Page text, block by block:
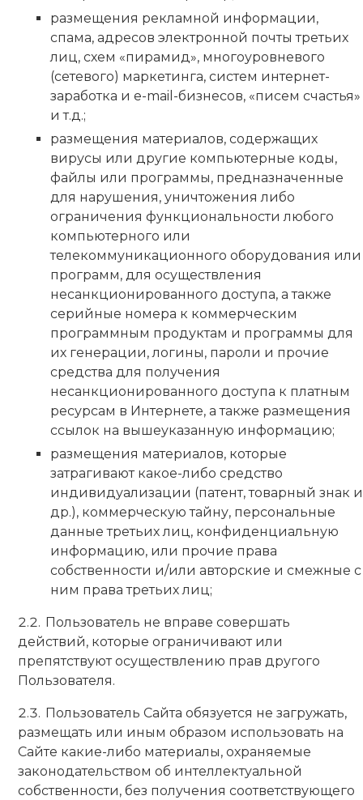
размещения рекламной информации,
спама, адресов электронной почты третьих
лиц, схем «пирамид», многоуровневого
(сетевого) маркетинга, систем интернет-
заработка и e-mail-бизнесов, «писем счастья»
и т.д.;
размещения материалов, содержащих
вирусы или другие компьютерные коды,
файлы или программы, предназначенные
для нарушения, уничтожения либо
ограничения функциональности любого
компьютерного или
телекоммуникационного оборудования или
программ, для осуществления
несанкционированного доступа, а также
серийные номера к коммерческим
программным продуктам и программы для
их генерации, логины, пароли и прочие
средства для получения
несанкционированного доступа к платным
ресурсам в Интернете, а также размещения
ссылок на вышеуказанную информацию;
размещения материалов, которые
затрагивают какое-либо средство
индивидуализации (патент, товарный знак и
др.), коммерческую тайну, персональные
данные третьих лиц, конфиденциальную
информацию, или прочие права
собственности и/или авторские и смежные с
ним права третьих лиц;
Пользователь не вправе совершать
действий, которые ограничивают или
препятствуют осуществлению прав другого
Пользователя.
Пользователь Сайта обязуется не загружать,
размещать или иным образом использовать на
Сайте какие-либо материалы, охраняемые
законодательством об интеллектуальной
собственности, без получения соответствующего